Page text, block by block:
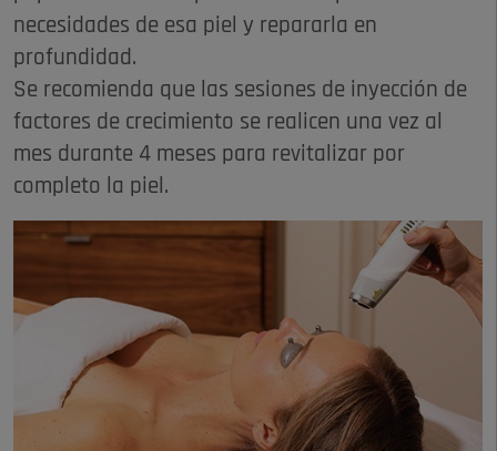
necesidades de esa piel y repararla en
profundidad.
Se recomienda que las sesiones de inyección de
factores de crecimiento se realicen una vez al
mes durante 4 meses para revitalizar por
completo la piel.